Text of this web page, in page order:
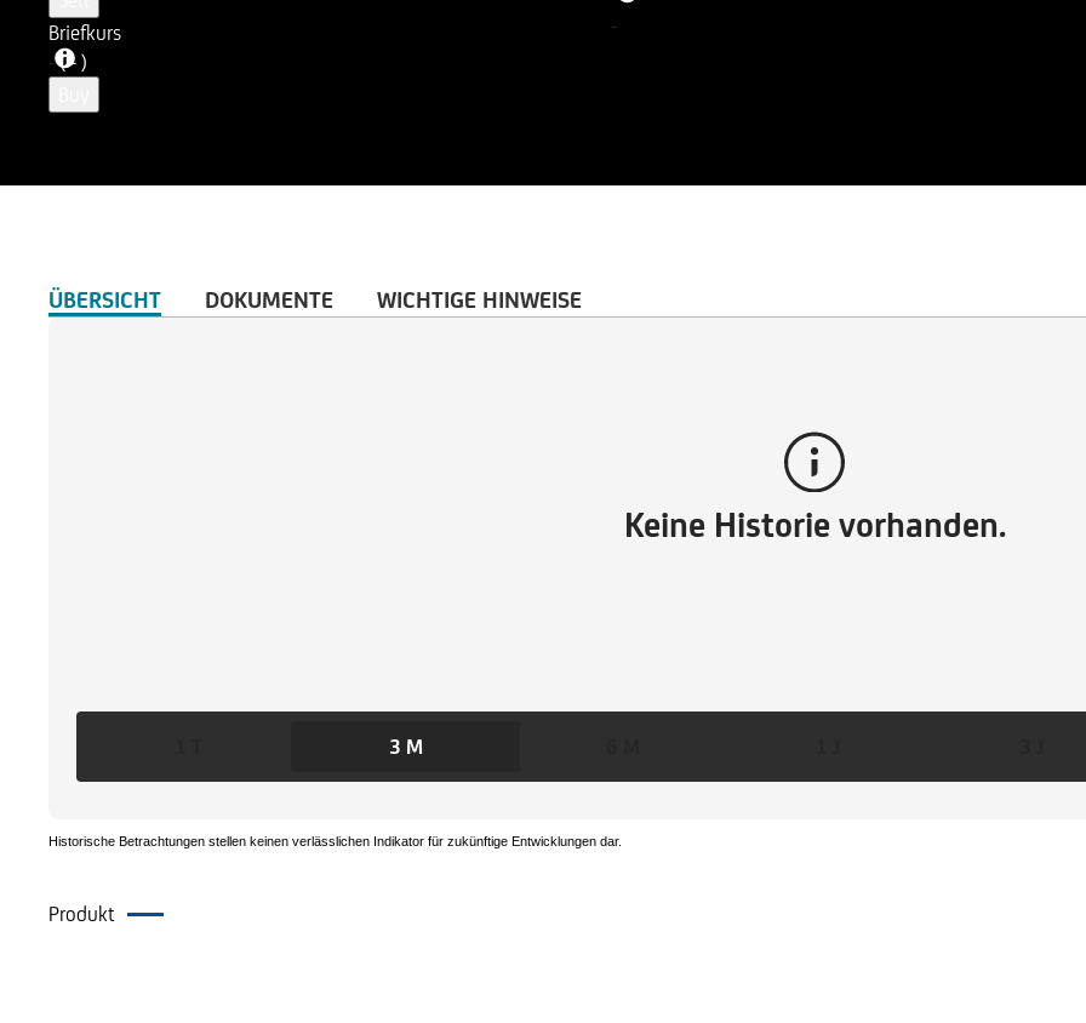
Briefkurs
-( - )
-
ÜBERSICHT DOKUMENTE WICHTIGE HINWEISE
Keine Historie vorhanden.
3 M
Historische Betrachtungen stellen keinen verlässlichen Indikator für zukünftige Entwicklungen dar.
Produkt